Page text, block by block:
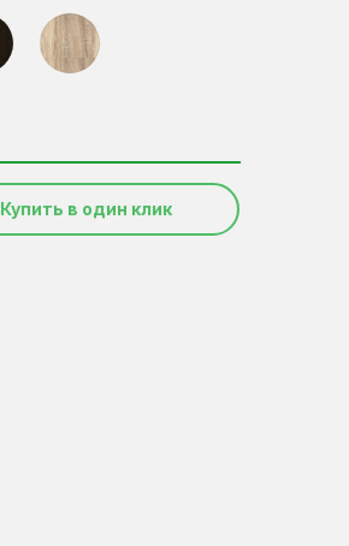
Купить в один клик